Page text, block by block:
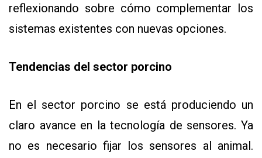
reflexionando sobre cómo complementar los
sistemas existentes con nuevas opciones.
Tendencias del sector porcino
En el sector porcino se está produciendo un
claro avance en la tecnología de sensores. Ya
no es necesario fijar los sensores al animal.